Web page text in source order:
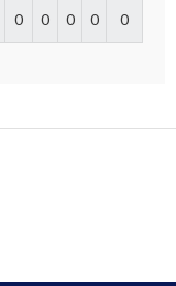
0 0 0 0 0